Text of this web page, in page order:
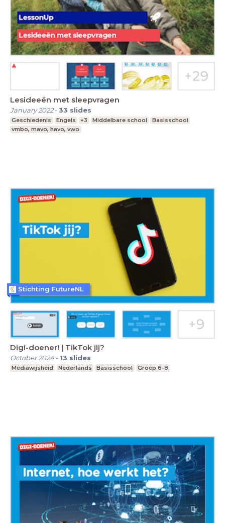
Lesideeën met sleepvragen
January 2022-33 slides
Geschiedenis Engels +3 Middelbare school
Basisschool
vmbo, mavo, havo, vwo
Digi-doener! | TikTok jij?
October 2024- 13 slides
Mediawijsheid Nederlands Basisschool Groep 6-8
Stichting FutureNL